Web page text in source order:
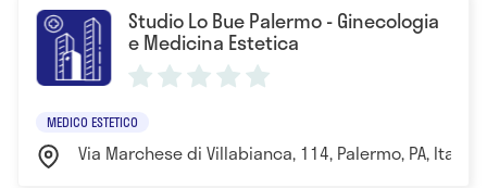
Studio Lo Bue Palermo - Ginecologia
e Medicina Estetica
MEDICO ESTETICO
Via Marchese di Villabianca, 114, Palermo, PA, Italia